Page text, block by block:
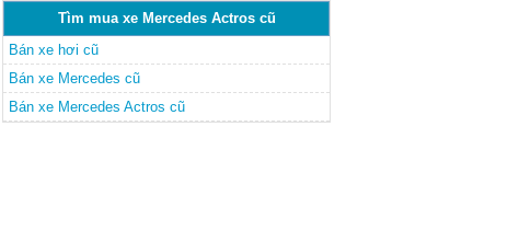
Tìm mua xe Mercedes Actros cũ
Bán xe hơi cũ
Bán xe Mercedes cũ
Bán xe Mercedes Actros cũ